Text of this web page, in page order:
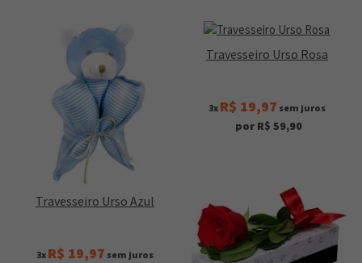
Travesseiro Urso Azul
3x R$ 19,97 sem juros
Travesseiro Urso Rosa
3x R$ 19,97 sem juros
por R$ 59,90